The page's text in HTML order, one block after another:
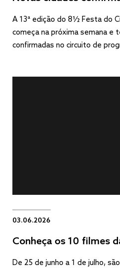
A 13ª edição do 8½ Festa do
começa na próxima semana e
confirmadas no circuito de
03.06.2026
Conheça os 10 filmes
De 25 de junho a 1 de julho,